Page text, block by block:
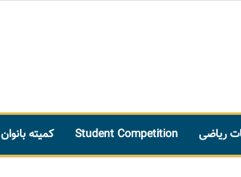
ریاضی Student Competition کمیته بانوان